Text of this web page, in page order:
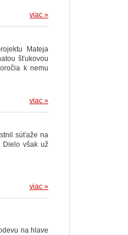
viac »
Mateja
šťukovou
k nemu
viac »
súťaže na
Dielo však už
viac »
na hlave